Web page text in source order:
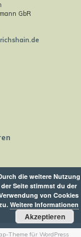
GbR
Theme für WordPress
die weitere Nutzung
der Seite stimmst du der
von Cookies
Weitere Informationen
Akzeptieren